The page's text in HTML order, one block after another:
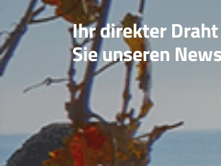
Ihr direkter
Sie unseren